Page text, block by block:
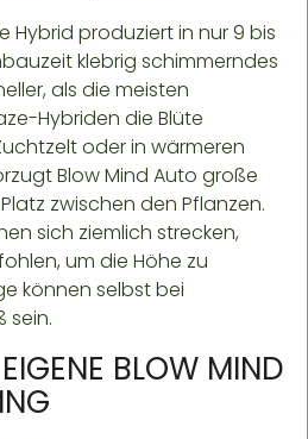
Hybrid produziert in nur 9 bis
klebrig schimmerndes
als die meisten
Hybriden die Blüte
oder in wärmeren
Blow Mind Auto große
zwischen den Pflanzen.
sich ziemlich strecken,
um die Höhe zu
können selbst bei
sein.
BLOW MIND